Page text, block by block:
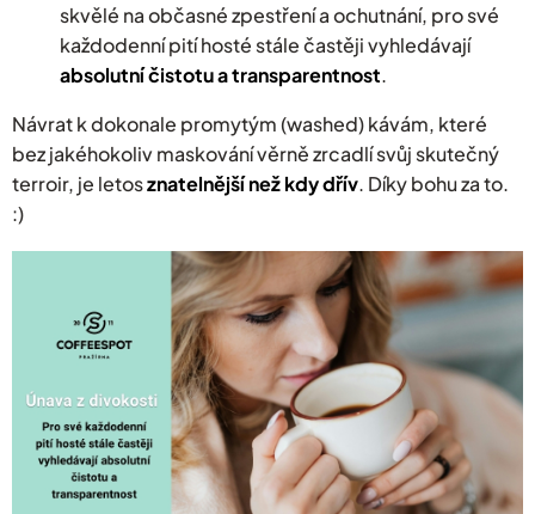
skvělé na občasné zpestření a ochutnání, pro své
každodenní pití hosté stále častěji vyhledávají
absolutní čistotu a transparentnost.
Návrat k dokonale promytým (washed) kávám, které
bez jakéhokoliv maskování věrně zrcadlí svůj skutečný
terroir, je letosznatelnější než kdy dřív. Díky bohu za to.
:)